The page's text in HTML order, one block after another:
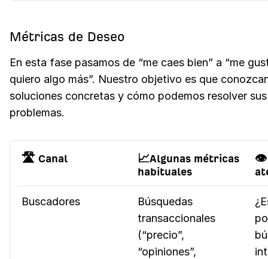
Métricas de Deseo
En esta fase pasamos de “me caes bien” a “me
quiero algo más”. Nuestro objetivo es que
soluciones concretas y cómo podemos resolver sus
problemas.
🛣️ Canal
📈Algunas métricas
habituales
👁️
Buscadores
Búsquedas
transaccionales
(“precio”,
“opiniones”,